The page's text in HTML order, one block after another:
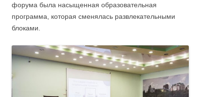
форума была насыщенная образовательная
программа, которая сменялась развлекательными
блоками.